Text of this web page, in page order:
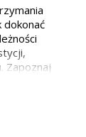
dokonać
Zapoznaj
i
ale